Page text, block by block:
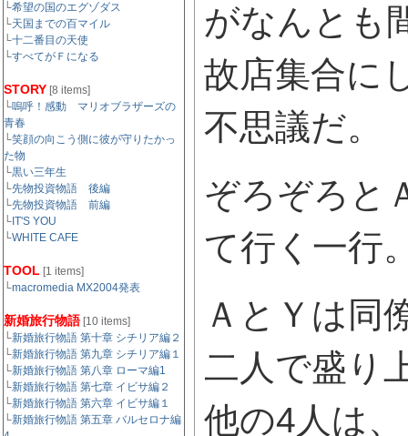
└希望の国のエグゾダス
└天国までの百マイル
└十二番目の天使
└すべてがＦになる
STORY [8 items]
└嗚呼！感動 マリオブラザーズの
青春
└笑顔の向こう側に彼が守りたかっ
た物
└黒い三年生
└先物投資物語 後編
└先物投資物語 前編
└ IT'S YOU
└WHITE CAFE
TOOL [1 items]
└macromedia MX2004発表
新婚旅行物語 [10 items]
└新婚旅行物語 第十章 シチリア編２
└新婚旅行物語 第九章 シチリア編１
└新婚旅行物語 第八章 ローマ編1
└新婚旅行物語 第七章 イビサ編２
└新婚旅行物語 第六章 イビサ編１
└新婚旅行物語 第五章 バルセロナ編
がなんとも
故店集合に
不思議だ。
ぞろぞろと
て行く一行
ＡとＹは同
二人で盛り
他の4人は